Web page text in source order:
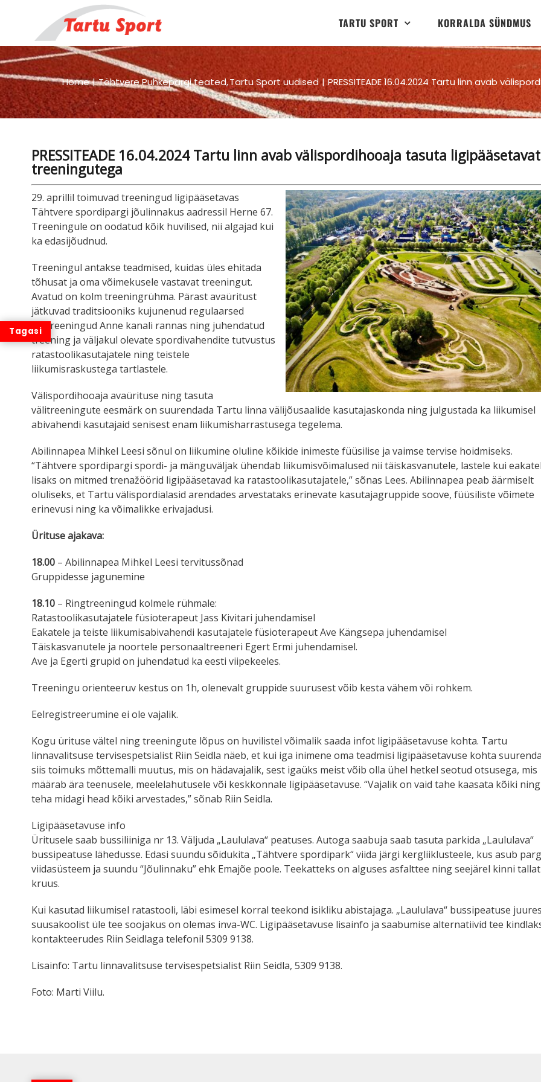
content
TARTU SPORT KORRALDA SÜNDMUS
Home Tähtvere Puhkepargi teated Tartu Sport uudised PRESSITEADE 16.04.2024 Tartu linn avab
PRESSITEADE 16.04.2024 Tartu linn avab välispordihooaja tasuta
treeningutega
29. aprillil toimuvad treeningud ligipääsetavas
Tähtvere spordipargi jõulinnakus aadressil Herne 67.
Treeningule on oodatud kõik huvilised, nii algajad kui
ka edasijõudnud.
Treeningul antakse teadmised, kuidas üles ehitada
tõhusat ja oma võimekusele vastavat treeningut.
Avatud on kolm treeningrühma. Pärast avaüritust
jätkuvad traditsiooniks kujunenud regulaarsed
välitreeningud Anne kanali rannas ning juhendatud
treening ja väljakul olevate spordivahendite tutvustus
ratastoolikasutajatele ning teistele
liikumisraskustega tartlastele.
Välispordihooaja avaürituse ning tasuta
välitreeningute eesmärk on suurendada Tartu linna välijõusaalide kasutajaskonda ning julgustada ka liikumisel
abivahendi kasutajaid senisest enam liikumisharrastusega tegelema.
Abilinnapea Mihkel Leesi sõnul on liikumine oluline kõikide inimeste füüsilise ja vaimse tervise hoidmiseks.
“Tähtvere spordipargi spordi- ja mänguväljak ühendab liikumisvõimalused nii täiskasvanutele, lastele kui
lisaks on mitmed trenažöörid ligipääsetavad ka ratastoolikasutajatele,” sõnas Lees. Abilinnapea peab äärmiselt
oluliseks, et Tartu välispordialasid arendades arvestataks erinevate kasutajagruppide soove, füüsiliste võimete
erinevusi ning ka võimalikke erivajadusi.
Ürituse ajakava:
18.00– Abilinnapea Mihkel Leesi tervitussõnad
Gruppidesse jagunemine
18.10– Ringtreeningud kolmele rühmale:
Ratastoolikasutajatele füsioterapeut Jass Kivitari juhendamisel
Eakatele ja teiste liikumisabivahendi kasutajatele füsioterapeut Ave Kängsepa juhendamisel
Täiskasvanutele ja noortele personaaltreeneri Egert Ermi juhendamisel.
Ave ja Egerti grupid on juhendatud ka eesti viipekeeles.
Treeningu orienteeruv kestus on 1h, olenevalt gruppide suurusest võib kesta vähem või rohkem.
Eelregistreerumine ei ole vajalik.
Kogu ürituse vältel ning treeningute lõpus on huvilistel võimalik saada infot ligipääsetavuse kohta. Tartu
linnavalitsuse tervisespetsialist Riin Seidla näeb, et kui iga inimene oma teadmisi ligipääsetavuse kohta
siis toimuks mõttemalli muutus, mis on hädavajalik, sest igaüks meist võib olla ühel hetkel seotud otsusega, mis
määrab ära teenusele, meelelahutusele või keskkonnale ligipääsetavuse. “Vajalik on vaid tahe kaasata kõiki ning
teha midagi head kõiki arvestades,” sõnab Riin Seidla.
Ligipääsetavuse info
Üritusele saab bussiliiniga nr 13. Väljuda „Laululava“ peatuses. Autoga saabuja saab tasuta parkida „Laululava“
bussipeatuse lähedusse. Edasi suundu sõidukita „Tähtvere spordipark“ viida järgi kergliiklusteele, kus asub
viidasüsteem ja suundu “Jõulinnaku” ehk Emajõe poole. Teekatteks on alguses asfalttee ning seejärel kinni
kruus.
Kui kasutad liikumisel ratastooli, läbi esimesel korral teekond isikliku abistajaga. „Laululava“ bussipeatuse
suusakoolist üle tee soojakus on olemas inva-WC. Ligipääsetavuse lisainfo ja saabumise alternatiivid tee
kontakteerudes Riin Seidlaga telefonil 5309 9138.
Lisainfo: Tartu linnavalitsuse tervisespetsialist Riin Seidla, 5309 9138.
Foto: Marti Viilu.